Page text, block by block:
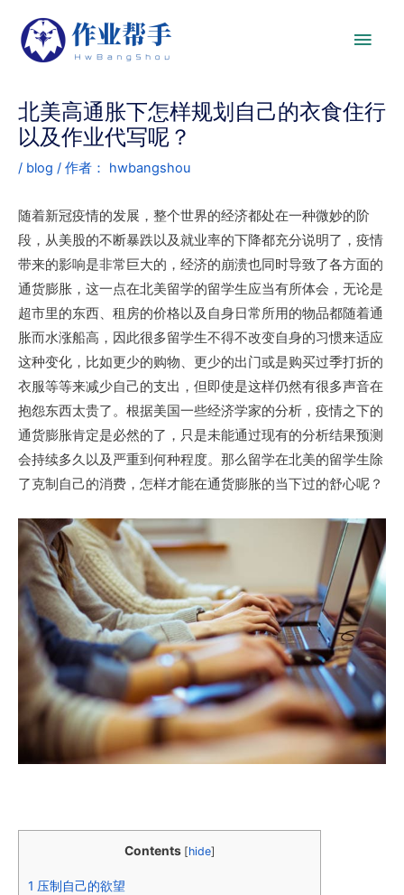
北美高通胀下怎样规划自己的衣食住行
以及作业代写呢？
/ blog / 作者： hwbangshou
随着新冠疫情的发展，整个世界的经济都处在一种微妙的阶
段，从美股的不断暴跌以及就业率的下降都充分说明了，疫情
带来的影响是非常巨大的，经济的崩溃也同时导致了各方面的
通货膨胀，这一点在北美留学的留学生应当有所体会，无论是
超市里的东西、租房的价格以及自身日常所用的物品都随着通
胀而水涨船高，因此很多留学生不得不改变自身的习惯来适应
这种变化，比如更少的购物、更少的出门或是购买过季打折的
衣服等等来减少自己的支出，但即使是这样仍然有很多声音在
抱怨东西太贵了。根据美国一些经济学家的分析，疫情之下的
通货膨胀肯定是必然的了，只是未能通过现有的分析结果预测
会持续多久以及严重到何种程度。那么留学在北美的留学生除
了克制自己的消费，怎样才能在通货膨胀的当下过的舒心呢？
Contents [hide]
1 压制自己的欲望